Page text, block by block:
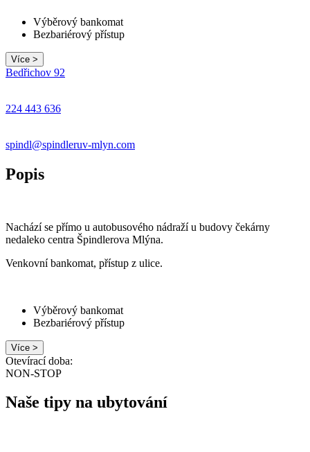
Výběrový bankomat
Bezbariérový přístup
Více >
−
Bedřichov 92
224 443 636
spindl@spindleruv-mlyn.com
Popis
Nachází se přímo u autobusového nádraží u budovy čekárny
nedaleko centra Špindlerova Mlýna.
Venkovní bankomat, přístup z ulice.
Výběrový bankomat
Bezbariérový přístup
Více >
Otevírací doba:
NON-STOP
Naše tipy na ubytování